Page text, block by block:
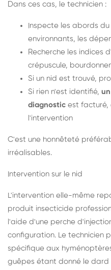
Dans ces cas, le technicien :
Inspecte les abords
environnants, les
Recherche les indices
crépuscule,
Si un nid est trouvé,
Si rien n'est identifié,
diagnostic est facturé,
l'intervention
C'est une honnêteté
irréalisables.
Intervention sur le nid
L'intervention elle-même
produit insecticide
l'aide d'une perche
configuration. Le technicien
spécifique aux
guêpes étant donné le dard